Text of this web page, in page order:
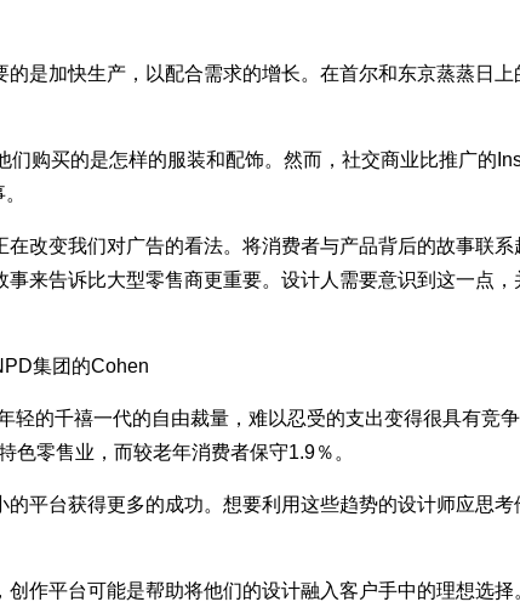
加快生产，以配合需求的增长。在首尔和东京蒸蒸日上
买的是怎样的服装和配饰。然而，社交商业比推广的
变我们对广告的看法。将消费者与产品背后的故事联系
来告诉比大型零售商更重要。设计人需要意识到这一点
集团的Cohen
的千禧一代的自由裁量，难以忍受的支出变得很具有竞
零售业，而较老年消费者保守1.9％。
台获得更多的成功。想要利用这些趋势的设计师应思考
平台可能是帮助将他们的设计融入客户手中的理想选择